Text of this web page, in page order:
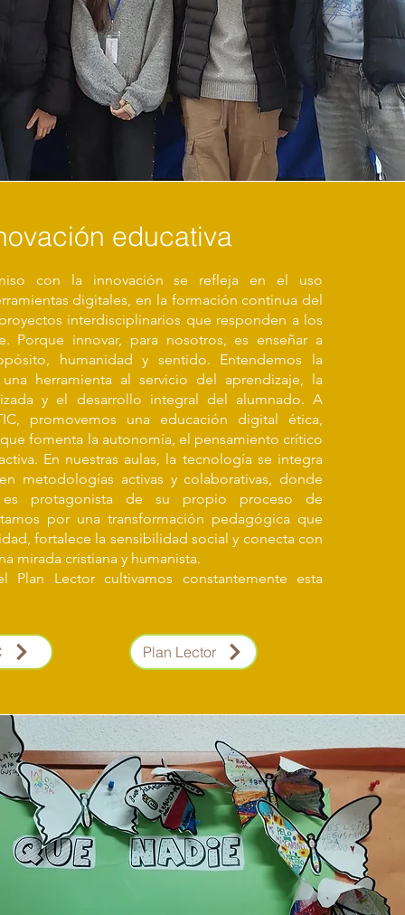
educativa
con la innovación se refleja en el uso
digitales, en la formación continua del
interdisciplinarios que responden a los
Porque innovar, para nosotros, es enseñar a
humanidad y sentido. Entendemos la
herramienta al servicio del aprendizaje, la
y el desarrollo integral del alumnado. A
promovemos una educación digital ética,
fomenta la autonomía, el pensamiento crítico
En nuestras aulas, la tecnología se integra
metodologías activas y colaborativas, donde
es protagonista de su propio proceso de
por una transformación pedagógica que
fortalece la sensibilidad social y conecta con
mirada cristiana y humanista.
Plan Lector cultivamos constantemente esta
Plan Lector